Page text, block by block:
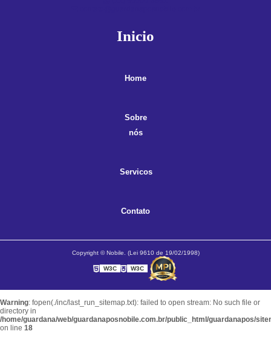
Inicio
Home
Sobre
nós
Servicos
Contato
Copyright © Nobile. (Lei 9610 de 19/02/1998)
W3C W3C
Warning: fopen(./inc/last_run_sitemap.txt): failed to open stream: No such file or
directory in
/home/guardana/web/guardanaposnobile.com.br/public_html/guardanapos/
on line 18